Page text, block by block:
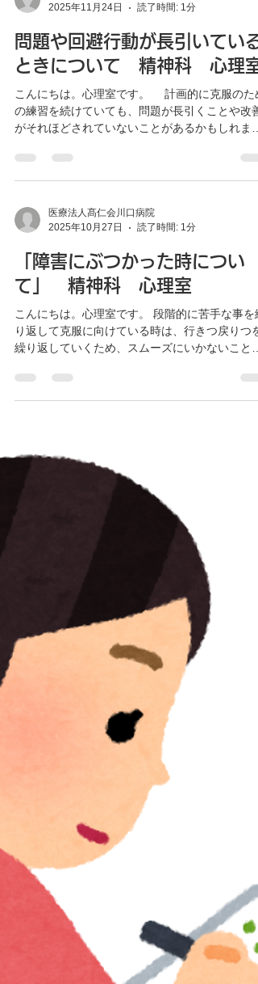
法の学習 これらは問題状況に対する反応の仕方
悪循環から脱するのに役立ち、自信を失うのを止
めることにもつながるでしょう。不安の問題は永
く続くものではなく、避けられないものでもあり
ません。症状が現れる前の予兆に気が付くように
なり、対処することも可能となるでしょう。
回は、リラックス法についてお話します。
2025年11月24日
読了時間: 1分
問題や回避行動が長引いている
ときについて 精神科 心理室
こんにちは。心理室です。 計画的に克服のた
の練習を続けていても、問題が長引くことや改善
がそれほどされていないことがあるかもしれませ
きるようにすると、苦手な状況にチャレンジしつ
つ練習もできることに繋がり解決へと近づくと考
の準備をすることが重要です。あらゆる機会を
「予期せぬ場に直面する練習」としてみるといい
で緊張する。 →思いがけず電車を待っていた
話しかけられる、急に友人からあまり知らない人
もいる集まりに呼ばれていくなどの機会があるか
もしれないと考える。 →こうした予期せぬ機
を、困難な状況に対抗する練習のチャンスである
と捉える。 日常の生活場面で意識的に練習の要
効な練習の機会にできないかという目で見てみる
といいでしょう。
医療法人髙仁会川口病院
2025年10月27日
読了時間: 1分
「障害にぶつかった時につい
て」 精神科 心理室
こんにちは。心理室です。 段階的に苦手な事を
り返して克服に向けている時は、行きつ戻りつを
繰り返していくため、スムーズにいかないことが
り、そこをどのように対処するかが重要です。
下のことを実践してみて、対処してみるといいで
く、計画の妨げにならないように組みなおす。
調子が悪いことが影響しているかもしれないた
め、一日ゆっくり休んでみる。 上手くいかな
時に気分が落ち込むことがあるかも知れません。
しかし、そうした気分に左右されて克服のための
練習を辞めずに、対処をして続けていくことが大